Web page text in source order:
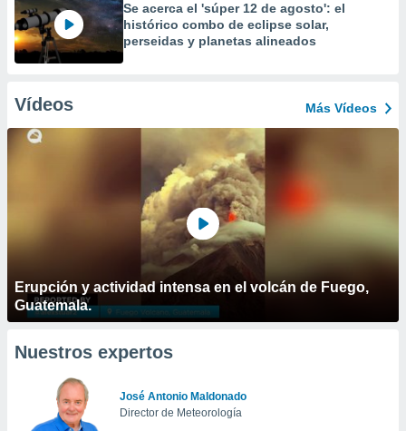
Se acerca el 'súper 12 de agosto': el
histórico combo de eclipse solar,
perseidas y planetas alineados
Vídeos Más Vídeos
Erupción y actividad intensa en el volcán de Fuego,
Guatemala.
Nuestros expertos
José Antonio Maldonado
Director de Meteorología